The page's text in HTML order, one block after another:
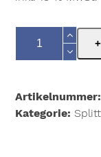
Cable
48
Menge
Kategorie: